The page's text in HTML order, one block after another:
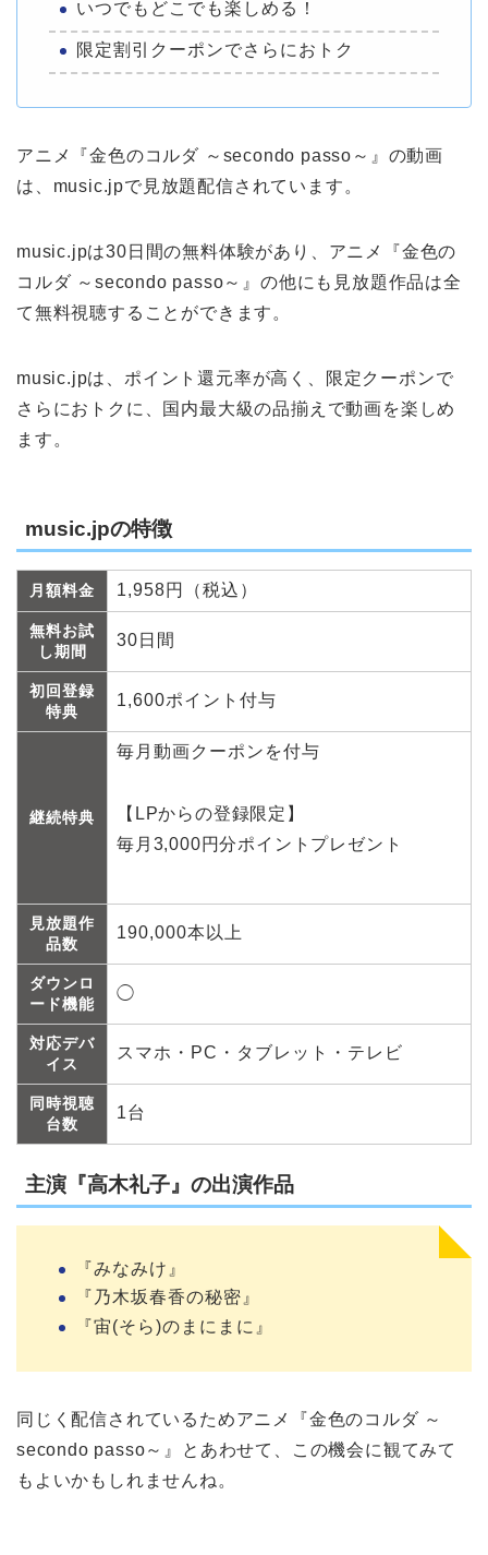
いつでもどこでも楽しめる！
限定割引クーポンでさらにおトク
アニメ『金色のコルダ ～secondo passo～』の動画
は、music.jpで見放題配信されています。
music.jpは30日間の無料体験があり、アニメ『金色の
コルダ ～secondo passo～』の他にも見放題作品は全
て無料視聴することができます。
music.jpは、ポイント還元率が高く、限定クーポンで
さらにおトクに、国内最大級の品揃えで動画を楽しめ
ます。
music.jpの特徴
月額料金 1,958円（税込）
無料お試
し期間
30日間
初回登録
特典
1,600ポイント付与
継続特典
毎月動画クーポンを付与
【LPからの登録限定】
毎月3,000円分ポイントプレゼント
見放題作
品数
190,000本以上
ダウンロ
ード機能
◯
対応デバ
イス
スマホ・PC・タブレット・テレビ
同時視聴
台数
1台
主演『高木礼子』の出演作品
『みなみけ』
『乃木坂春香の秘密』
『宙(そら)のまにまに』
同じく配信されているためアニメ『金色のコルダ ～
secondo passo～』とあわせて、この機会に観てみて
もよいかもしれませんね。